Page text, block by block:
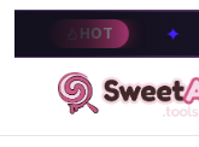
✦ NEW